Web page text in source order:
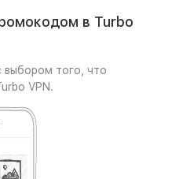
в Turbo
выбором того, что
VPN.